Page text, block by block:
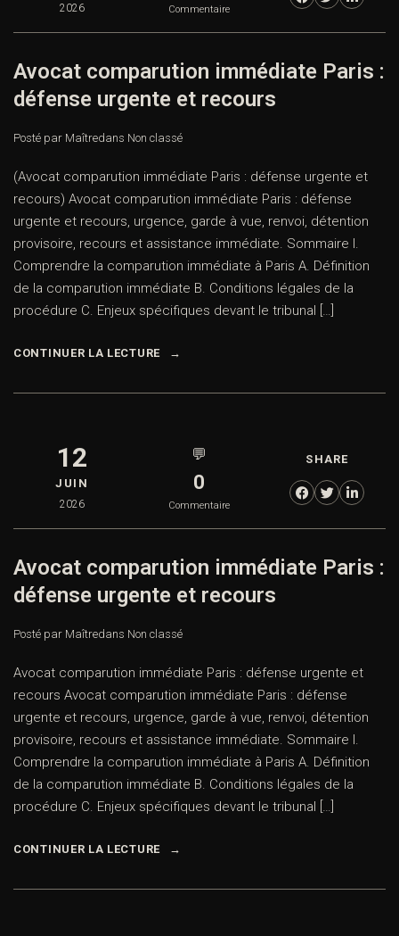
2026 Commentaire
Avocat comparution immédiate Paris :
défense urgente et recours
Posté par Maîtredans Non classé
(Avocat comparution immédiate Paris : défense urgente et
recours) Avocat comparution immédiate Paris : défense
urgente et recours, urgence, garde à vue, renvoi, détention
provisoire, recours et assistance immédiate. Sommaire I.
Comprendre la comparution immédiate à Paris A. Définition
de la comparution immédiate B. Conditions légales de la
procédure C. Enjeux spécifiques devant le tribunal […]
CONTINUER LA LECTURE
12
JUIN
2026
💬
0
Commentaire
SHARE
Avocat comparution immédiate Paris :
défense urgente et recours
Posté par Maîtredans Non classé
Avocat comparution immédiate Paris : défense urgente et
recours Avocat comparution immédiate Paris : défense
urgente et recours, urgence, garde à vue, renvoi, détention
provisoire, recours et assistance immédiate. Sommaire I.
Comprendre la comparution immédiate à Paris A. Définition
de la comparution immédiate B. Conditions légales de la
procédure C. Enjeux spécifiques devant le tribunal […]
CONTINUER LA LECTURE